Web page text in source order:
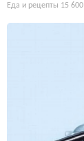
Еда и рецепты 15 600